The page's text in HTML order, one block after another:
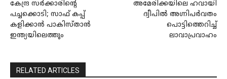
കേന്ദ്ര സർക്കാരിൻ്റെ
പച്ചക്കൊടി; സാഫ് കപ്പ്
കളിക്കാൻ പാകിസ്താൻ
ഇന്ത്യയിലെത്തും
അമേരിക്കയിലെ ഹവായി
ദ്വീപിൽ അഗ്നിപർവതം
പൊട്ടിത്തെറിച്ച്
ലാവാപ്രവാഹം
RELATED ARTICLES